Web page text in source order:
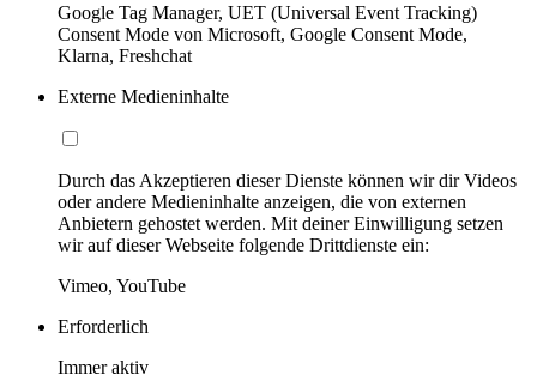
Google Tag Manager, UET (Universal Event Tracking)
Consent Mode von Microsoft, Google Consent Mode,
Klarna, Freshchat
Externe Medieninhalte
Durch das Akzeptieren dieser Dienste können wir dir Videos
oder andere Medieninhalte anzeigen, die von externen
Anbietern gehostet werden. Mit deiner Einwilligung setzen
wir auf dieser Webseite folgende Drittdienste ein:
Vimeo, YouTube
Erforderlich
Immer aktiv